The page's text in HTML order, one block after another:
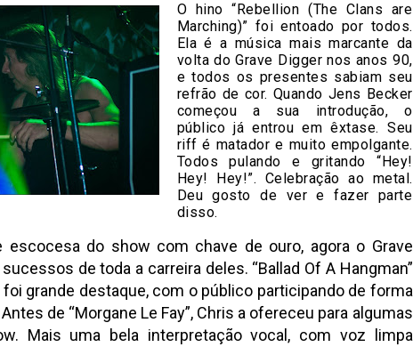
O hino “Rebellion (The Clans are
Marching)” foi entoado por todos.
Ela é a música mais marcante da
volta do Grave Digger nos anos 90,
e todos os presentes sabiam seu
refrão de cor. Quando Jens Becker
começou a sua introdução, o
público já entrou em êxtase. Seu
riff é matador e muito empolgante.
Todos pulando e gritando “Hey!
Hey! Hey!”. Celebração ao metal.
Deu gosto de ver e fazer parte
disso.
escocesa do show com chave de ouro, agora o Grave
de toda a carreira deles. “Ballad Of A Hangman”
foi grande destaque, com o público participando de forma
de “Morgane Le Fay”, Chris a ofereceu para algumas
Mais uma bela interpretação vocal, com voz limpa